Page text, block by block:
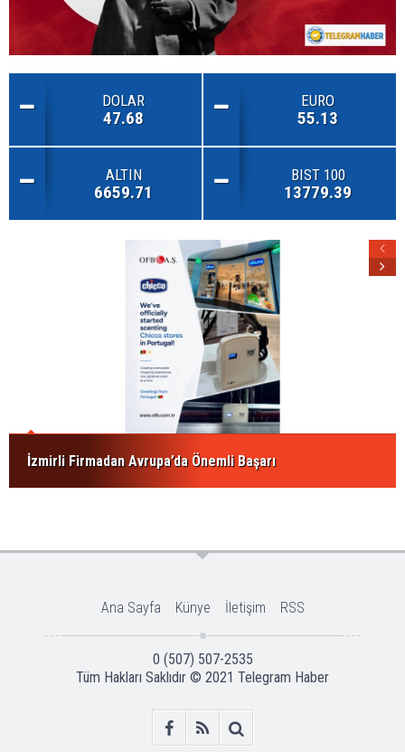
DOLAR
47.68
EURO
55.13
ALTIN
6659.71
BIST 100
13779.39
İzmirli Firmadan Avrupa’da Önemli Başarı
Ana Sayfa Künye İletişim RSS
0 (507) 507-2535
Tüm Hakları Saklıdır © 2021 Telegram Haber